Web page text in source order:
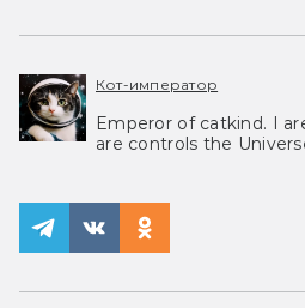
Кот-император
Emperor of catkind. I
are controls the